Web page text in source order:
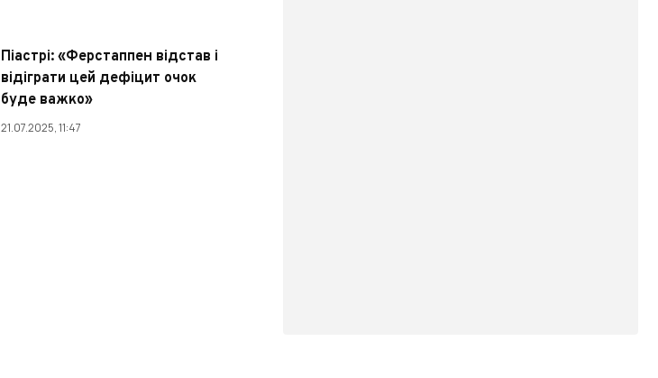
Піастрі: «Ферстаппен відстав і
відіграти цей дефіцит очок
буде важко»
21.07.2025, 11:47